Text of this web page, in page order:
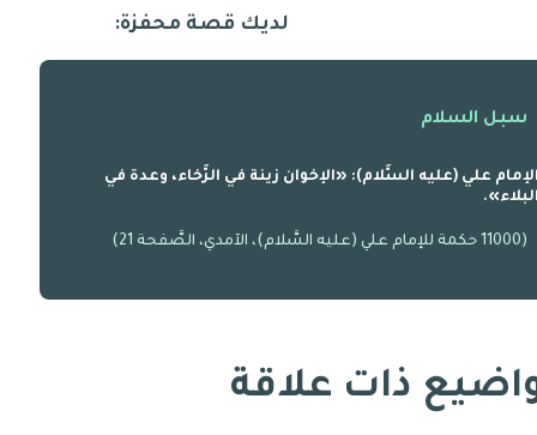
لديك قصة محفزة:
سبل السلام
علي (عليه السَّلام): «الإخوان زينة في الرَّخاء، وعدة في
(11000 حكمة للإمام علي (عليه السَّلام)، الآمدي، الصَّفحة 21)
ذات علاقة